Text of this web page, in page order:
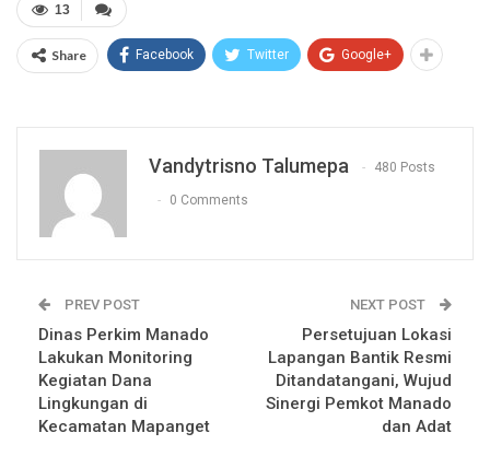
13
Share Facebook Twitter Google+
Vandytrisno Talumepa 480 Posts
0 Comments
PREV POST
Dinas Perkim Manado
Lakukan Monitoring
Kegiatan Dana
Lingkungan di
Kecamatan Mapanget
NEXT POST
Persetujuan Lokasi
Lapangan Bantik Resmi
Ditandatangani, Wujud
Sinergi Pemkot Manado
dan Adat